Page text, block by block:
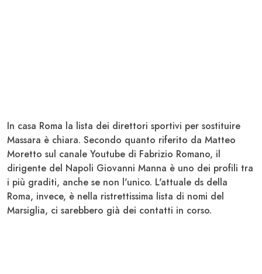
In casa Roma la lista dei direttori sportivi per sostituire
Massara è chiara. Secondo quanto riferito da Matteo
Moretto sul canale Youtube di Fabrizio Romano, il
dirigente del Napoli Giovanni Manna è uno dei profili tra
i più graditi, anche se non l'unico. L'attuale ds della
Roma, invece, è nella ristrettissima lista di nomi del
Marsiglia, ci sarebbero già dei contatti in corso.